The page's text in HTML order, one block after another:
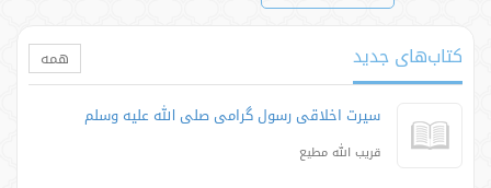
کتاب‌های جدید همه
سیرت اخلاقی رسول گرامی صلی الله علیه وسلم
قریب الله مطیع